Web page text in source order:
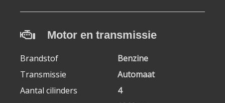
Motor en transmissie
Brandstof
Benzine
Transmissie
Automaat
Aantal cilinders
4